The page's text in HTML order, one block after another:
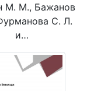
М. М., Бажанов
C. Л.
и…